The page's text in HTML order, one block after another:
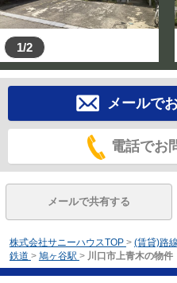
1/2
メールで
電話でお
メールで共有する
株式会社サニーハウスTOP > (賃貸)路
鉄道 > 鳩ヶ谷駅 > 川口市上青木の物件